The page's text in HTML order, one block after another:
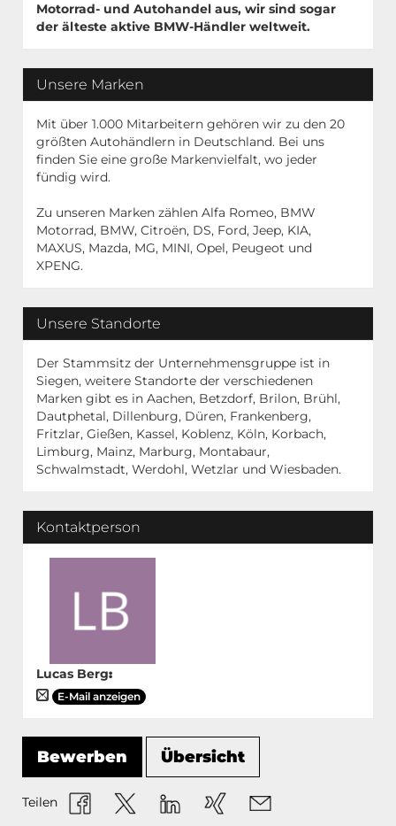
Motorrad- und Autohandel aus, wir sind sogar
der älteste aktive BMW-Händler weltweit.
Unsere Marken
Mit über 1.000 Mitarbeitern gehören wir zu den 20
größten Autohändlern in Deutschland. Bei uns
finden Sie eine große Markenvielfalt, wo jeder
fündig wird.
Zu unseren Marken zählen Alfa Romeo, BMW
Motorrad, BMW, Citroën, DS, Ford, Jeep, KIA,
MAXUS, Mazda, MG, MINI, Opel, Peugeot und
XPENG.
Unsere Standorte
Der Stammsitz der Unternehmensgruppe ist in
Siegen, weitere Standorte der verschiedenen
Marken gibt es in Aachen, Betzdorf, Brilon, Brühl,
Dautphetal, Dillenburg, Düren, Frankenberg,
Fritzlar, Gießen, Kassel, Koblenz, Köln, Korbach,
Limburg, Mainz, Marburg, Montabaur,
Schwalmstadt, Werdohl, Wetzlar und Wiesbaden.
Kontaktperson
Lucas Berg:
E-Mail anzeigen
Bewerben Übersicht
Teilen